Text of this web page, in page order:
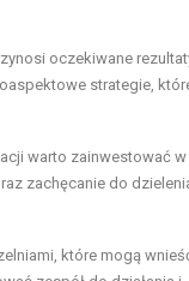
oczekiwane
strategie,
warto zainwestować w
zachęcanie do
które mogą